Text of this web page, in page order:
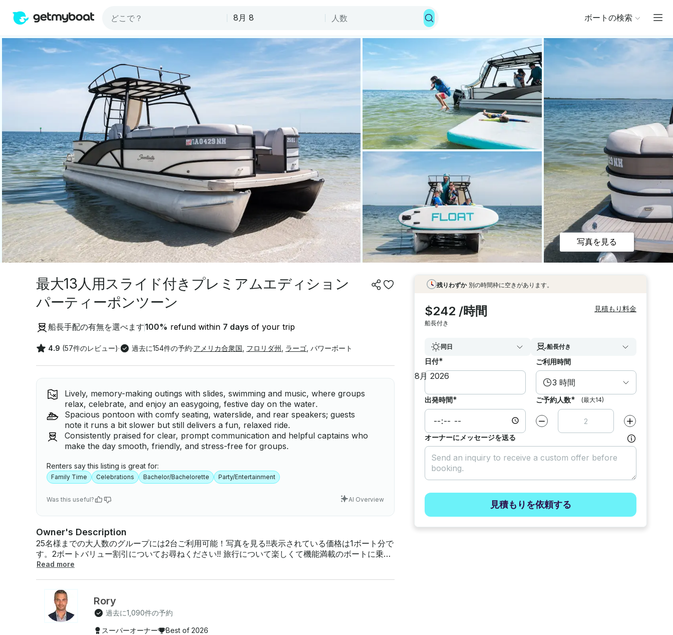
ボートの検索
写真を見る
最大13人用スライド付きプレミアムエディション
パーティーポンツーン
船長手配の有無を選べます100% refund within 7 days of your trip
4.9 (57件のレビュー)· 過去に154件の予約·アメリカ合衆国 フロリダ州 ラーゴ パワーボート
Lively, memory-making outings with slides, swimming and music, where groups
relax, celebrate, and enjoy an easygoing, festive day on the water.
Spacious pontoon with comfy seating, waterslide, and rear speakers; guests
note it runs a bit slower but still delivers a fun, relaxed ride.
Consistently praised for clear, prompt communication and helpful captains who
make the day smooth, friendly, and stress-free for groups.
Renters say this listing is great for:
Family Time Celebrations Bachelor/Bachelorette Party/Entertainment
Was this useful? AI Overview
Owner's Description
25名様までの大人数のグループには2台ご利用可能！写真を見る!!表示されている価格は1ボート分で
す。2ボートバリュー割引についてお尋ねください!! 旅行について楽しくて機能満載のボートに乗っ
て 、クリアウォーター・ビーチの海で忘れられない手間のかからない冒険をお楽しみください。リ
ましょう。この旅には、島や砂州に停泊するオプションが含まれており、息をのむような景色やユ
ニークなアクティビティを楽しむことができます。追加料金でタンパ、ターポンスプリングス、セ
ントピートまでボートを配達することもできます 。ボートについてこのボートは 、150馬力のエン
ジン、Bluetoothサウンドシステム、デュアルアンカーのセットアップ、究極の快適さを実現する豪
Read more
Rory
過去に1,090件の予約
スーパーオーナー Best of 2026
残りわずか 別の時間枠に空きがあります。
$242 /時間
船長付き
見積もり料金
同日 船長付き
日付* ご利用時間
3 時間
出発時間* ご予約人数* (最大14)
減らす 増やす
オーナーにメッセージを送る
見積もりを依頼する